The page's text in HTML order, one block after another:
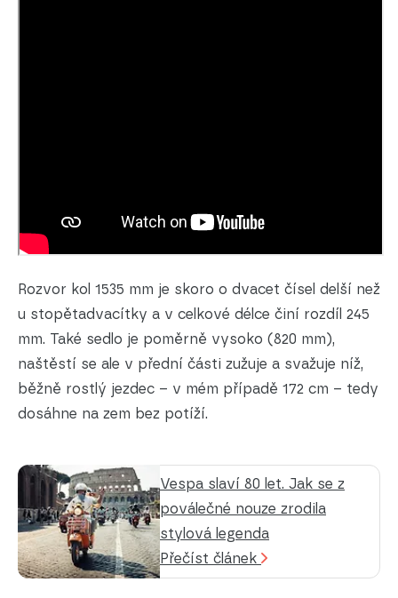
Rozvor kol 1535 mm je skoro o dvacet čísel delší než
u stopětadvacítky a v celkové délce činí rozdíl 245
mm. Také sedlo je poměrně vysoko (820 mm),
naštěstí se ale v přední části zužuje a svažuje níž,
běžně rostlý jezdec – v mém případě 172 cm – tedy
dosáhne na zem bez potíží.
Vespa slaví 80 let. Jak se z
poválečné nouze zrodila
stylová legenda
Přečíst článek